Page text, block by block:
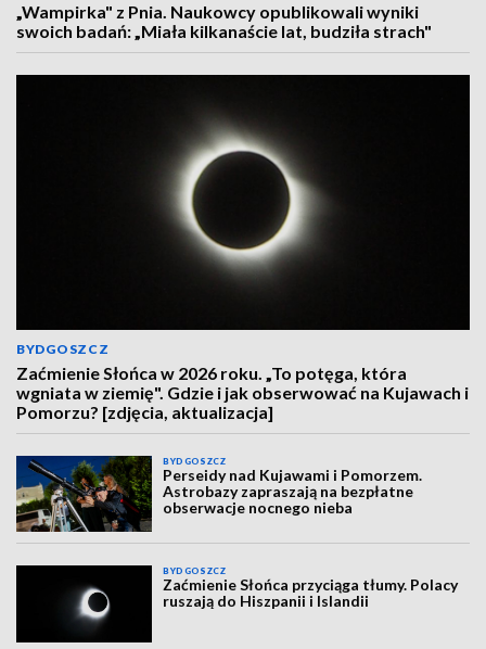
„Wampirka" z Pnia. Naukowcy opublikowali wyniki
swoich badań: „Miała kilkanaście lat, budziła strach"
BYDGOSZCZ
Zaćmienie Słońca w 2026 roku. „To potęga, która
wgniata w ziemię". Gdzie i jak obserwować na Kujawach i
Pomorzu? [zdjęcia, aktualizacja]
BYDGOSZCZ
Perseidy nad Kujawami i Pomorzem.
Astrobazy zapraszają na bezpłatne
obserwacje nocnego nieba
BYDGOSZCZ
Zaćmienie Słońca przyciąga tłumy. Polacy
ruszają do Hiszpanii i Islandii